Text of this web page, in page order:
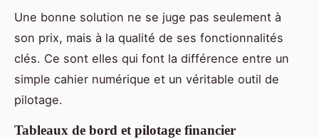
Une bonne solution ne se juge pas seulement à
son prix, mais à la qualité de ses fonctionnalités
clés. Ce sont elles qui font la différence entre un
simple cahier numérique et un véritable outil de
pilotage.
Tableaux de bord et pilotage financier